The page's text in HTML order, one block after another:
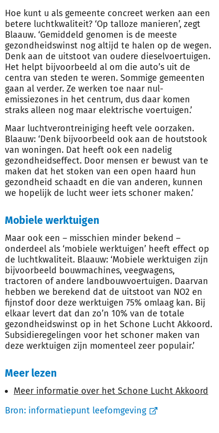
Hoe kunt u als gemeente concreet werken aan een
betere luchtkwaliteit? ‘Op talloze manieren’, zegt
Blaauw. ‘Gemiddeld genomen is de meeste
gezondheidswinst nog altijd te halen op de wegen.
Denk aan de uitstoot van oudere dieselvoertuigen.
Het helpt bijvoorbeeld al om die auto’s uit de
centra van steden te weren. Sommige gemeenten
gaan al verder. Ze werken toe naar nul-
emissiezones in het centrum, dus daar komen
straks alleen nog maar elektrische voertuigen.’
Maar luchtverontreiniging heeft vele oorzaken.
Blaauw: ‘Denk bijvoorbeeld ook aan de houtstook
van woningen. Dat heeft ook een nadelig
gezondheidseffect. Door mensen er bewust van te
maken dat het stoken van een open haard hun
gezondheid schaadt en die van anderen, kunnen
we hopelijk de lucht weer iets schoner maken.’
Mobiele werktuigen
Maar ook een – misschien minder bekend –
onderdeel als ‘mobiele werktuigen’ heeft effect op
de luchtkwaliteit. Blaauw: ‘Mobiele werktuigen zijn
bijvoorbeeld bouwmachines, veegwagens,
tractoren of andere landbouwvoertuigen. Daarvan
hebben we berekend dat de uitstoot van NO2 en
fijnstof door deze werktuigen 75% omlaag kan. Bij
elkaar levert dat dan zo’n 10% van de totale
gezondheidswinst op in het Schone Lucht Akkoord.
Subsidieregelingen voor het schoner maken van
deze werktuigen zijn momenteel zeer populair.’
Meer lezen
Meer informatie over het Schone Lucht Akkoord
Bron: informatiepunt leefomgeving